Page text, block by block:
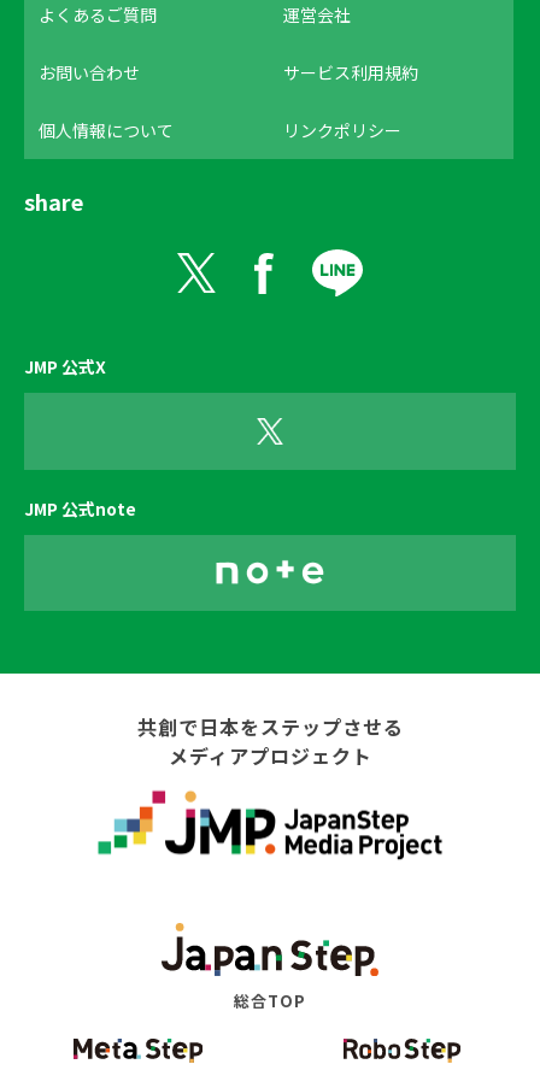
よくあるご質問 運営会社
お問い合わせ サービス利用規約
個人情報について リンクポリシー
share
JMP 公式X
JMP 公式note
共創で日本をステップさせる
メディアプロジェクト
総合TOP